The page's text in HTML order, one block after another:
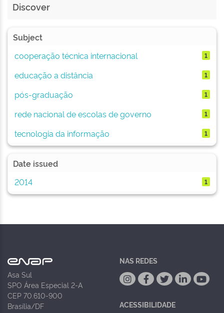
Discover
Subject
cooperação técnica internacional
1
educação a distância 1
pós-graduação 1
rede nacional de escolas de governo 1
tecnologia da informação 1
Date issued
2014
1
Asa Sul
SPO Área Especial 2-A
CEP 70.610-900
Brasília/DF
NAS REDES
ACESSIBILIDADE